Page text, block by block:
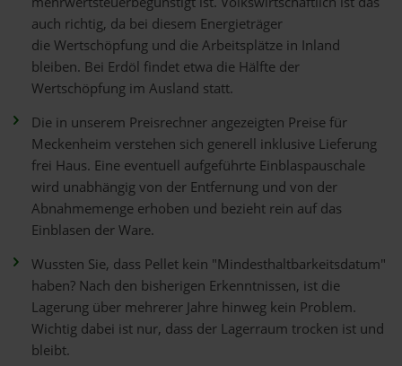
auch richtig, da bei diesem Energieträger
die Wertschöpfung und die Arbeitsplätze in Inland
bleiben. Bei Erdöl findet etwa die Hälfte der
Wertschöpfung im Ausland statt.
Die in unserem Preisrechner angezeigten Preise für
Meckenheim verstehen sich generell inklusive Lieferung
frei Haus. Eine eventuell aufgeführte Einblaspauschale
wird unabhängig von der Entfernung und von der
Abnahmemenge erhoben und bezieht rein auf das
Einblasen der Ware.
Wussten Sie, dass Pellet kein "Mindesthaltbarkeitsdatum"
haben? Nach den bisherigen Erkenntnissen, ist die
Lagerung über mehrerer Jahre hinweg kein Problem.
Wichtig dabei ist nur, dass der Lagerraum trocken ist und
bleibt.